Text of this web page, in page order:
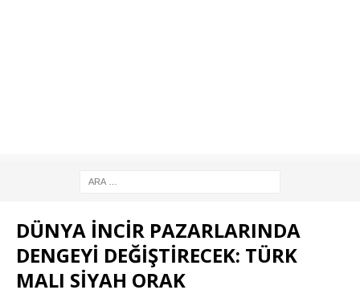
DÜNYA İNCİR PAZARLARINDA
DENGEYİ DEĞİŞTİRECEK: TÜRK
MALI SİYAH ORAK